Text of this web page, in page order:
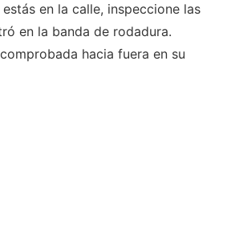
en la calle, inspeccione las
en la banda de rodadura.
hacia fuera en su